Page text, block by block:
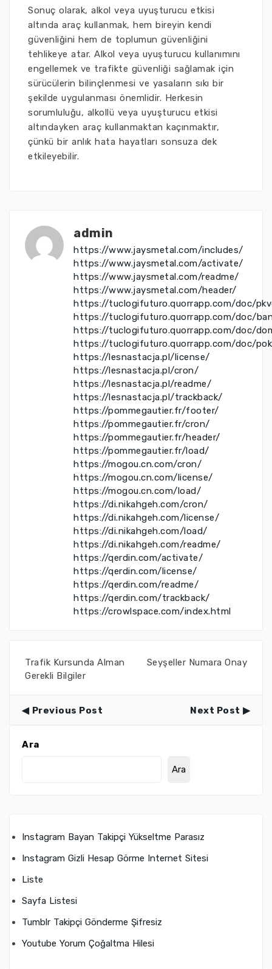
Sonuç olarak, alkol veya uyuşturucu etkisi
altında araç kullanmak, hem bireyin kendi
güvenliğini hem de toplumun güvenliğini
tehlikeye atar. Alkol veya uyuşturucu kullanımını
engellemek ve trafikte güvenliği sağlamak için
sürücülerin bilinçlenmesi ve yasaların sıkı bir
şekilde uygulanması önemlidir. Herkesin
sorumluluğu, alkollü veya uyuşturucu etkisi
altındayken araç kullanmaktan kaçınmaktır,
çünkü bir anlık hata hayatları sonsuza dek
etkileyebilir.
admin
https://www.jaysmetal.com/includes/
https://www.jaysmetal.com/activate/
https://www.jaysmetal.com/readme/
https://www.jaysmetal.com/header/
https://tuclogifuturo.quorrapp.com/doc/
https://tuclogifuturo.quorrapp.com/doc/
https://tuclogifuturo.quorrapp.com/doc/
https://tuclogifuturo.quorrapp.com/doc/
https://lesnastacja.pl/license/
https://lesnastacja.pl/cron/
https://lesnastacja.pl/readme/
https://lesnastacja.pl/trackback/
https://pommegautier.fr/footer/
https://pommegautier.fr/cron/
https://pommegautier.fr/header/
https://pommegautier.fr/load/
https://mogou.cn.com/cron/
https://mogou.cn.com/license/
https://mogou.cn.com/load/
https://di.nikahgeh.com/cron/
https://di.nikahgeh.com/license/
https://di.nikahgeh.com/load/
https://di.nikahgeh.com/readme/
https://qerdin.com/activate/
https://qerdin.com/license/
https://qerdin.com/readme/
https://qerdin.com/trackback/
https://crowlspace.com/index.html
Trafik Kursunda Alman
Gerekli Bilgiler
Seyşeller Numara Onay
Previous Post Next Post
Ara
Ara
Instagram Bayan Takipçi Yükseltme Parasız
Instagram Gizli Hesap Görme Internet Sitesi
Liste
Sayfa Listesi
Tumblr Takipçi Gönderme Şifresiz
Youtube Yorum Çoğaltma Hilesi